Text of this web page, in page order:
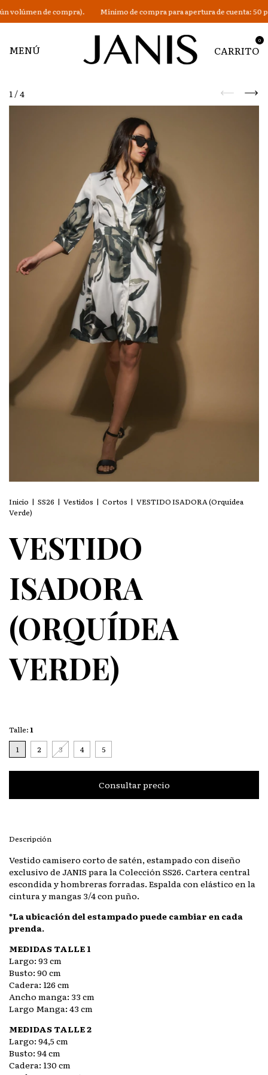
de compra). Mínimo de compra para apertura de cuenta: 50
MENÚ CARRITO
0
1 /4
Inicio | SS26 | Vestidos | Cortos | VESTIDO ISADORA (Orquídea
Verde)
VESTIDO
ISADORA
(ORQUÍDEA
VERDE)
Talle:1
1
2 3 4 5
Descripción
Vestido camisero corto de satén, estampado con diseño
exclusivo de JANIS para la Colección SS26. Cartera central
escondida y hombreras forradas. Espalda con elástico en la
cintura y mangas 3/4 con puño.
*La ubicación del estampado puede cambiar en cada
prenda.
MEDIDAS TALLE 1
Largo: 93 cm
Busto: 90 cm
Cadera: 126 cm
Ancho manga: 33 cm
Largo Manga: 43 cm
MEDIDAS TALLE 2
Largo: 94,5 cm
Busto: 94 cm
Cadera: 130 cm